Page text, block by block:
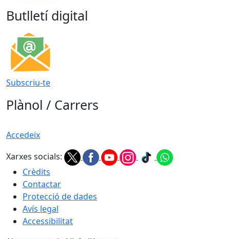
Butlletí digital
Subscriu-te
Plànol / Carrers
Accedeix
Xarxes socials:
Crèdits
Contactar
Protecció de dades
Avís legal
Accessibilitat